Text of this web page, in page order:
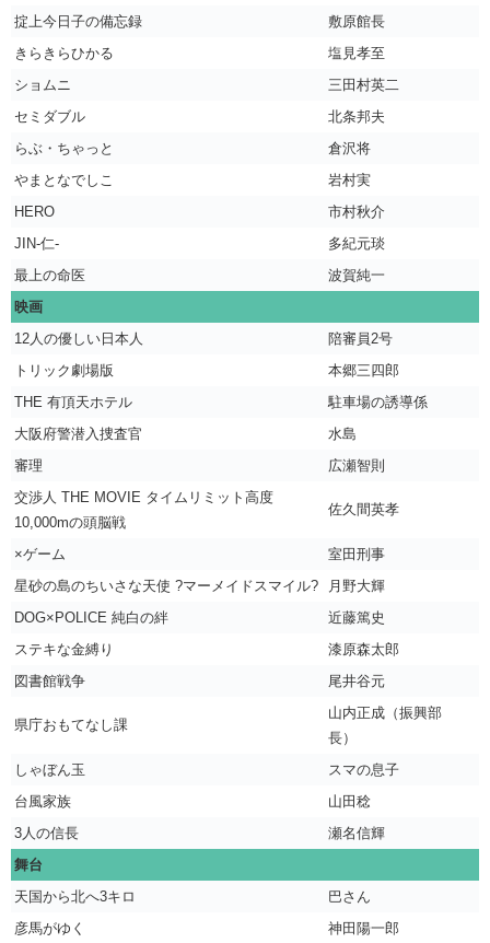
掟上今日子の備忘録
敷原館長
きらきらひかる
塩見孝至
ショムニ
三田村英二
セミダブル
北条邦夫
らぶ・ちゃっと
倉沢将
やまとなでしこ
岩村実
HERO
市村秋介
JIN-仁-
多紀元琰
最上の命医
波賀純一
映画
12人の優しい日本人
陪審員2号
トリック劇場版
本郷三四郎
THE 有頂天ホテル
駐車場の誘導係
大阪府警潜入捜査官
水島
審理
広瀬智則
交渉人 THE MOVIE タイムリミット高度
10,000mの頭脳戦
佐久間英孝
×ゲーム
室田刑事
星砂の島のちいさな天使 ?マーメイドスマイル?
月野大輝
DOG×POLICE 純白の絆
近藤篤史
ステキな金縛り
漆原森太郎
図書館戦争
尾井谷元
県庁おもてなし課
山内正成（振興部
長）
しゃぼん玉
スマの息子
台風家族
山田稔
3人の信長
瀬名信輝
舞台
天国から北へ3キロ
巴さん
彦馬がゆく
神田陽一郎